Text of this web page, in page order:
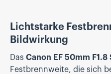
Lichtstarke
Bildwirkung
Das Canon EF 50mm F1.8
Festbrennweite, die sich